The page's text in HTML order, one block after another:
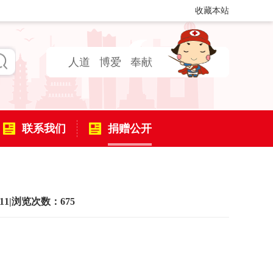
收藏本站
人道 博爱 奉献
联系我们 捐赠公开
|浏览次数：675